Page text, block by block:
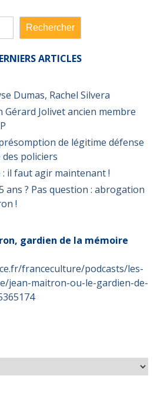
Rechercher
ARTICLES
Dumas, Rachel Silvera
Gérard Jolivet ancien membre
de légitime défense
policiers
il faut agir maintenant !
ans ? Pas question : abrogation
!
gardien de la mémoire
franceculture/podcasts/les-
jean-maitron-ou-le-gardien-de-